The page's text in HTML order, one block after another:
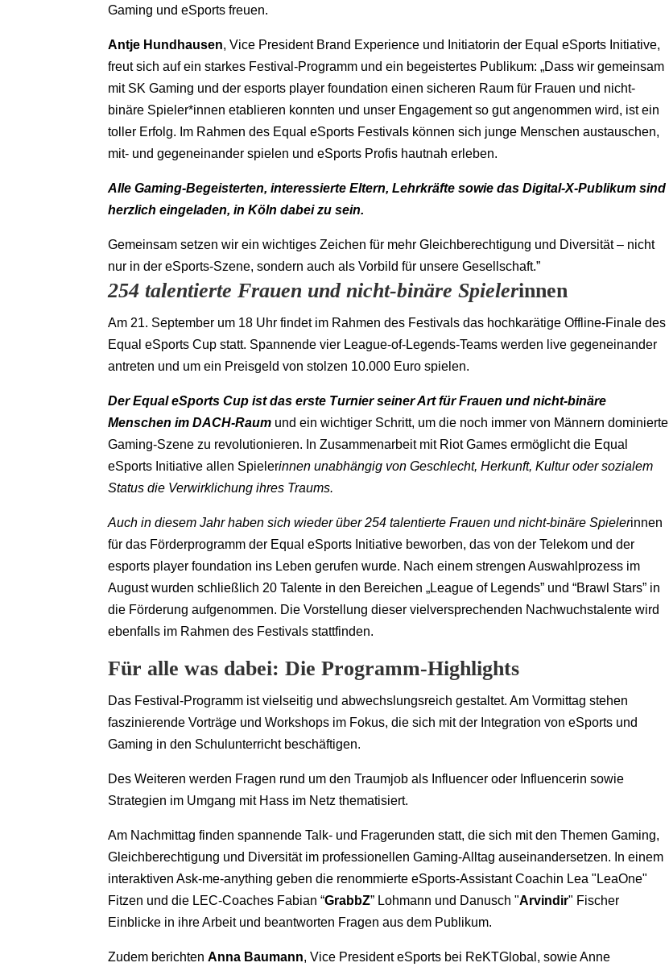
Gaming und eSports freuen.
Antje Hundhausen, Vice President Brand Experience und Initiatorin der Equal eSports Initiative,
freut sich auf ein starkes Festival-Programm und ein begeistertes Publikum: „Dass wir gemeinsam
mit SK Gaming und der esports player foundation einen sicheren Raum für Frauen und nicht-
binäre Spieler*innen etablieren konnten und unser Engagement so gut angenommen wird, ist ein
toller Erfolg. Im Rahmen des Equal eSports Festivals können sich junge Menschen austauschen,
mit- und gegeneinander spielen und eSports Profis hautnah erleben.
Alle Gaming-Begeisterten, interessierte Eltern, Lehrkräfte sowie das Digital-X-Publikum sind
herzlich eingeladen, in Köln dabei zu sein.
Gemeinsam setzen wir ein wichtiges Zeichen für mehr Gleichberechtigung und Diversität – nicht
nur in der eSports-Szene, sondern auch als Vorbild für unsere Gesellschaft.”
254 talentierte Frauen und nicht-binäre Spielerinnen
Am 21. September um 18 Uhr findet im Rahmen des Festivals das hochkarätige Offline-Finale des
Equal eSports Cup statt. Spannende vier League-of-Legends-Teams werden live gegeneinander
antreten und um ein Preisgeld von stolzen 10.000 Euro spielen.
Der Equal eSports Cup ist das erste Turnier seiner Art für Frauen und nicht-binäre
Menschen im DACH-Raum und ein wichtiger Schritt, um die noch immer von Männern dominierte
Gaming-Szene zu revolutionieren. In Zusammenarbeit mit Riot Games ermöglicht die Equal
eSports Initiative allen Spielerinnen unabhängig von Geschlecht, Herkunft, Kultur oder sozialem
Status die Verwirklichung ihres Traums.
Auch in diesem Jahr haben sich wieder über 254 talentierte Frauen und nicht-binäre Spielerinnen
für das Förderprogramm der Equal eSports Initiative beworben, das von der Telekom und der
esports player foundation ins Leben gerufen wurde. Nach einem strengen Auswahlprozess im
August wurden schließlich 20 Talente in den Bereichen „League of Legends” und “Brawl Stars” in
die Förderung aufgenommen. Die Vorstellung dieser vielversprechenden Nachwuchstalente wird
ebenfalls im Rahmen des Festivals stattfinden.
Für alle was dabei: Die Programm-Highlights
Das Festival-Programm ist vielseitig und abwechslungsreich gestaltet. Am Vormittag stehen
faszinierende Vorträge und Workshops im Fokus, die sich mit der Integration von eSports und
Gaming in den Schulunterricht beschäftigen.
Des Weiteren werden Fragen rund um den Traumjob als Influencer oder Influencerin sowie
Strategien im Umgang mit Hass im Netz thematisiert.
Am Nachmittag finden spannende Talk- und Fragerunden statt, die sich mit den Themen Gaming,
Gleichberechtigung und Diversität im professionellen Gaming-Alltag auseinandersetzen. In einem
interaktiven Ask-me-anything geben die renommierte eSports-Assistant Coachin Lea "LeaOne"
Fitzen und die LEC-Coaches Fabian “GrabbZ” Lohmann und Danusch "Arvindir" Fischer
Einblicke in ihre Arbeit und beantworten Fragen aus dem Publikum.
Zudem berichtenAnna Baumann, Vice President eSports bei ReKTGlobal, sowie Anne